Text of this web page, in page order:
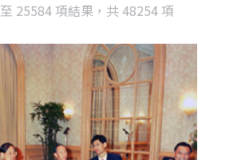
25584 項結果，共 48254 項
latest